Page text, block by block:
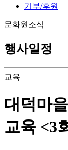
기부/후원
문화원소식
행사일정
교육
대덕마
교육 <3